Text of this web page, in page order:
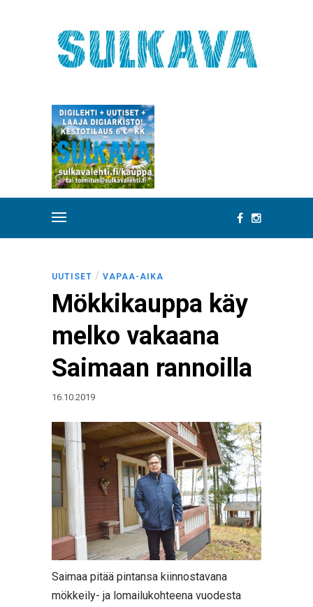
UUTISET / VAPAA-AIKA
Mökkikauppa käy
melko vakaana
Saimaan rannoilla
16.10.2019
Saimaa pitää pintansa kiinnostavana
mökkeily- ja lomailukohteena vuodesta